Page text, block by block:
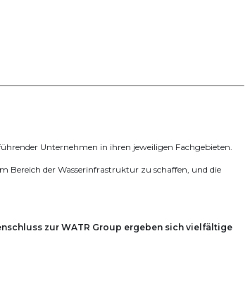
Unternehmen in ihren jeweiligen Fachgebieten.
Bereich der Wasserinfrastruktur zu schaffen, und die
zur WATR Group ergeben sich vielfältige